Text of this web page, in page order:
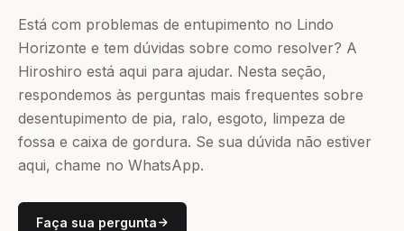
Está com problemas de entupimento no Lindo
Horizonte e tem dúvidas sobre como resolver? A
Hiroshiro está aqui para ajudar. Nesta seção,
respondemos às perguntas mais frequentes sobre
desentupimento de pia, ralo, esgoto, limpeza de
fossa e caixa de gordura. Se sua dúvida não estiver
aqui, chame no WhatsApp.
Faça sua pergunta